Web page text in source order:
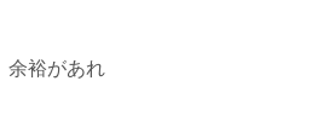
余裕があれ